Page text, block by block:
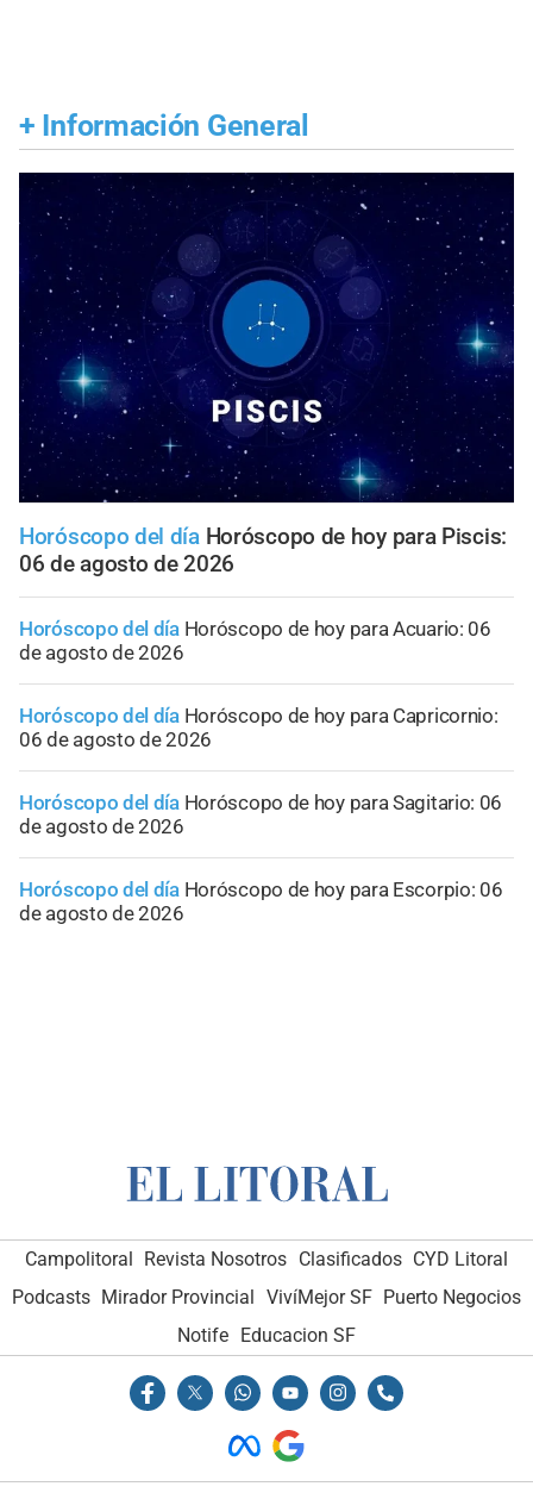
+ Información General
Horóscopo del día Horóscopo de hoy para Piscis:
06 de agosto de 2026
Horóscopo del día Horóscopo de hoy para Acuario: 06
de agosto de 2026
Horóscopo del día Horóscopo de hoy para Capricornio:
06 de agosto de 2026
Horóscopo del día Horóscopo de hoy para Sagitario: 06
de agosto de 2026
Horóscopo del día Horóscopo de hoy para Escorpio: 06
de agosto de 2026
Campolitoral Revista Nosotros Clasificados CYD Litoral
Podcasts Mirador Provincial VivíMejor SF Puerto Negocios
Notife Educacion SF